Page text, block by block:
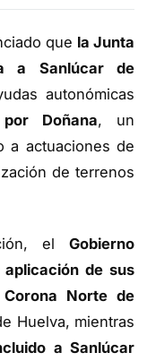
que la Junta
a Sanlúcar de
autonómicas
Doñana, un
a actuaciones de
de terrenos
el Gobierno
de sus
Corona Norte de
Huelva, mientras
a Sanlúcar